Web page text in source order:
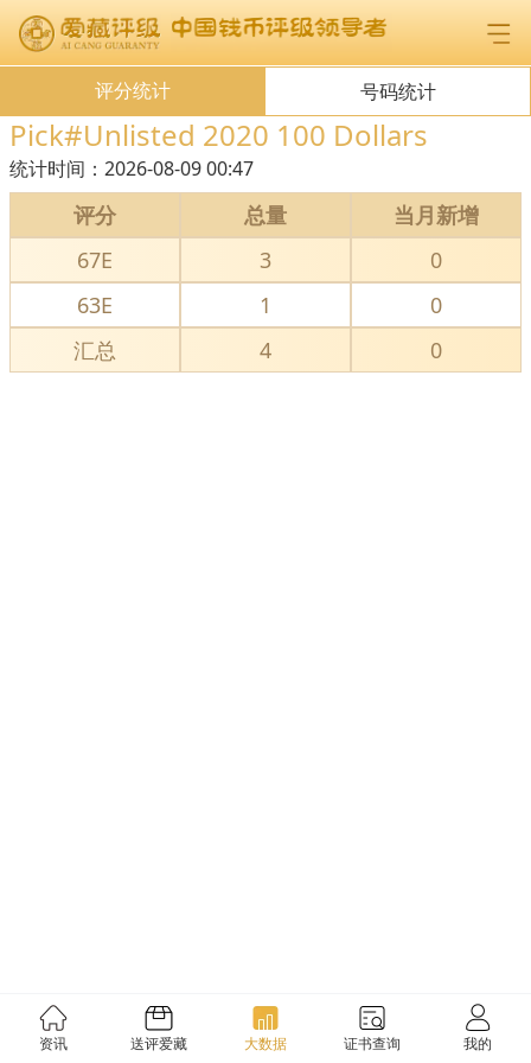
评分统计 号码统计
Pick#Unlisted 2020 100 Dollars
统计时间： 2026-08-09 00:47
评分 总量
当月新增
67E
3
0
63E
1
0
汇总
4 0
资讯 送评爱藏 大数据 证书查询 我的